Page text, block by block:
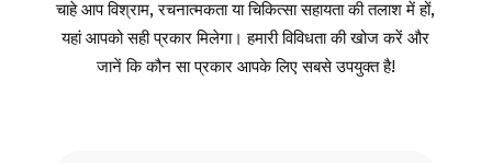
चाहे आप विश्राम, रचनात्मकता या चिकित्सा सहायता की तलाश में हों,
यहां आपको सही प्रकार मिलेगा। हमारी विविधता की खोज करें और
जानें कि कौन सा प्रकार आपके लिए सबसे उपयुक्त है!